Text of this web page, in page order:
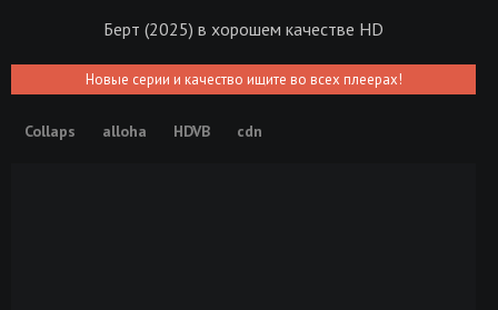
Берт (2025) в хорошем качестве HD
Новые серии и качество ищите во всех плеерах!
Collaps alloha HDVB cdn